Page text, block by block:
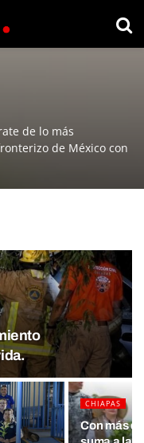
de lo más
de México con
CHIAPAS
Con más